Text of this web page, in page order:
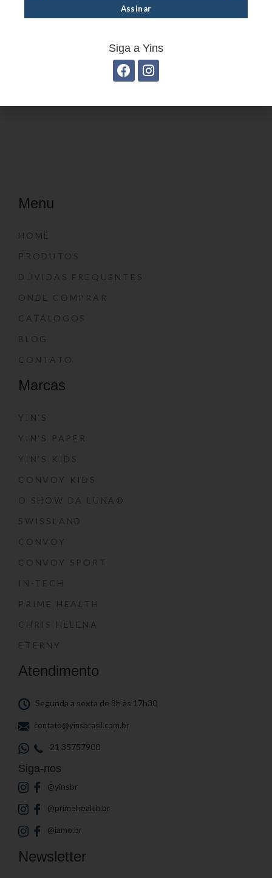
Estojo Juvenil YS41027
Menu
HOME
PRODUTOS
DÚVIDAS FREQUENTES
ONDE COMPRAR
CATÁLOGOS
BLOG
CONTATO
Marcas
YIN’S
YIN’S PAPER
YIN’S KIDS
CONVOY KIDS
O SHOW DA LUNA®
SWISSLAND
CONVOY
CONVOY SPORT
IN-TECH
PRIME HEALTH
CHRIS HELENA
ETERNY
Atendimento
Segunda a sexta de 8h às 17h30
contato@yinsbrasil.com.br
21 35757900
Siga-nos
@yinsbr
@primehealth.br
@iamo.br
Newsletter
Siga a Yins